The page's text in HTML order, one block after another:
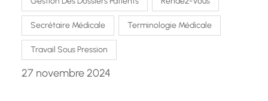
Secrétaire Médicale Terminologie Médicale
Travail Sous Pression
27 novembre 2024